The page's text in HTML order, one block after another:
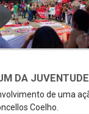
DA
de uma
Coelho.